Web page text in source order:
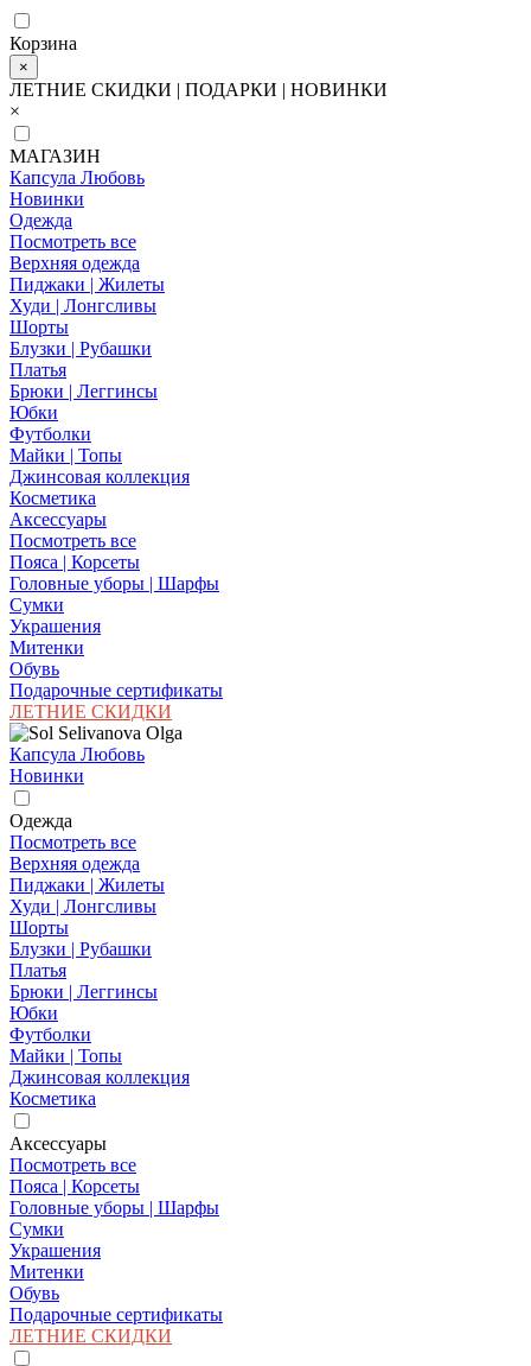
Корзина
×
ЛЕТНИЕ СКИДКИ | ПОДАРКИ | НОВИНКИ
×
МАГАЗИН
Капсула Любовь
Новинки
Одежда
Посмотреть все
Верхняя одежда
Пиджаки | Жилеты
Худи | Лонгсливы
Шорты
Блузки | Рубашки
Платья
Брюки | Леггинсы
Юбки
Футболки
Майки | Топы
Джинсовая коллекция
Косметика
Аксессуары
Посмотреть все
Пояса | Корсеты
Головные уборы | Шарфы
Сумки
Украшения
Митенки
Обувь
Подарочные сертификаты
ЛЕТНИЕ СКИДКИ
Капсула Любовь
Новинки
Одежда
Посмотреть все
Верхняя одежда
Пиджаки | Жилеты
Худи | Лонгсливы
Шорты
Блузки | Рубашки
Платья
Брюки | Леггинсы
Юбки
Футболки
Майки | Топы
Джинсовая коллекция
Косметика
Аксессуары
Посмотреть все
Пояса | Корсеты
Головные уборы | Шарфы
Сумки
Украшения
Митенки
Обувь
Подарочные сертификаты
ЛЕТНИЕ СКИДКИ